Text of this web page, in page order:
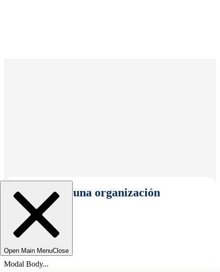
Seleccionar una organización
Open Main MenuClose
Modal Body...